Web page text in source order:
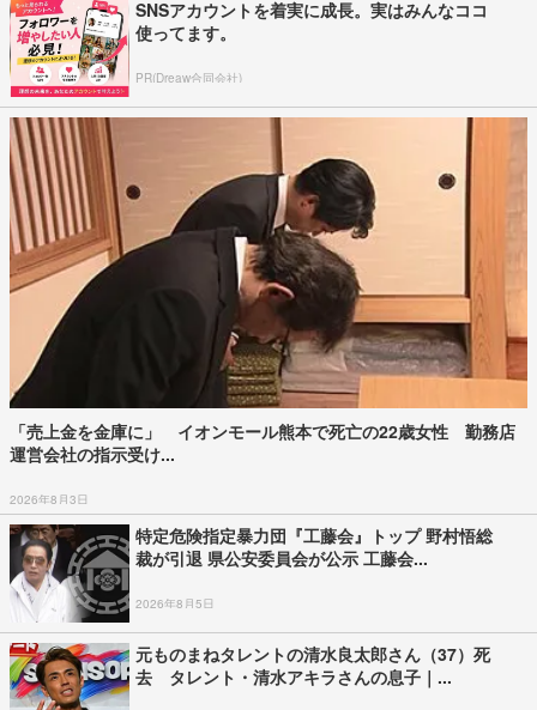
SNSアカウントを着実に成長。実はみんなココ
使ってます。
PR(Dreaw合同会社)
「売上金を金庫に」 イオンモール熊本で死亡の22歳女性 勤務店
運営会社の指示受け...
2026年8月3日
特定危険指定暴力団『工藤会』トップ 野村悟総
裁が引退 県公安委員会が公示 工藤会...
2026年8月5日
元ものまねタレントの清水良太郎さん（37）死
去 タレント・清水アキラさんの息子｜...